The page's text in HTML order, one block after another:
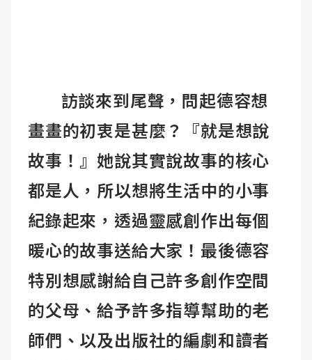
訪談來到尾聲，問起德容想
畫畫的初衷是甚麼？『就是想說
故事！』她說其實說故事的核心
都是人，所以想將生活中的小事
紀錄起來，透過靈感創作出每個
暖心的故事送給大家！最後德容
特別想感謝給自己許多創作空間
的父母、給予許多指導幫助的老
師們、以及出版社的編劇和讀者